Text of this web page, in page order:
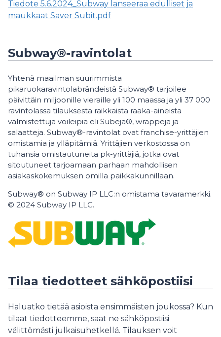
Tiedote 5.6.2024_Subway lanseeraa edulliset ja
maukkaat Saver Subit.pdf
Subway®-ravintolat
Yhtenä maailman suurimmista
pikaruokaravintolabrändeistä Subway® tarjoilee
päivittäin miljoonille vieraille yli 100 maassa ja yli 37 000
ravintolassa tilauksesta raikkaista raaka-aineista
valmistettuja voileipiä eli Subeja®, wrappeja ja
salaatteja. Subway®-ravintolat ovat franchise-yrittäjien
omistamia ja ylläpitämiä. Yrittäjien verkostossa on
tuhansia omistautuneita pk-yrittäjiä, jotka ovat
sitoutuneet tarjoamaan parhaan mahdollisen
asiakaskokemuksen omilla paikkakunnillaan.
Subway® on Subway IP LLC:n omistama tavaramerkki.
© 2024 Subway IP LLC.
Tilaa tiedotteet sähköpostiisi
Haluatko tietää asioista ensimmäisten joukossa? Kun
tilaat tiedotteemme, saat ne sähköpostiisi
välittömästi julkaisuhetkellä. Tilauksen voit